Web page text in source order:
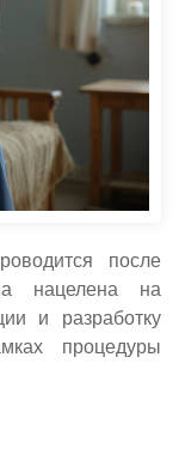
после
нацелена на
и разработку
процедуры